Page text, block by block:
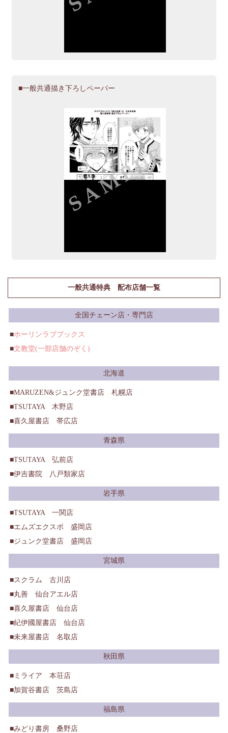
一般共通描き下ろしペーパー
一般共通特典 配布店舗一覧
全国チェーン店・専門店
ホーリンラブブックス
文教堂(一部店舗のぞく)
北海道
MARUZEN&ジュンク堂書店 札幌店
TSUTAYA 木野店
喜久屋書店 帯広店
青森県
TSUTAYA 弘前店
伊吉書院 八戸類家店
岩手県
TSUTAYA 一関店
エムズエクスポ 盛岡店
ジュンク堂書店 盛岡店
宮城県
スクラム 古川店
丸善 仙台アエル店
喜久屋書店 仙台店
紀伊國屋書店 仙台店
未来屋書店 名取店
秋田県
ミライア 本荘店
加賀谷書店 茨島店
福島県
みどり書房 桑野店